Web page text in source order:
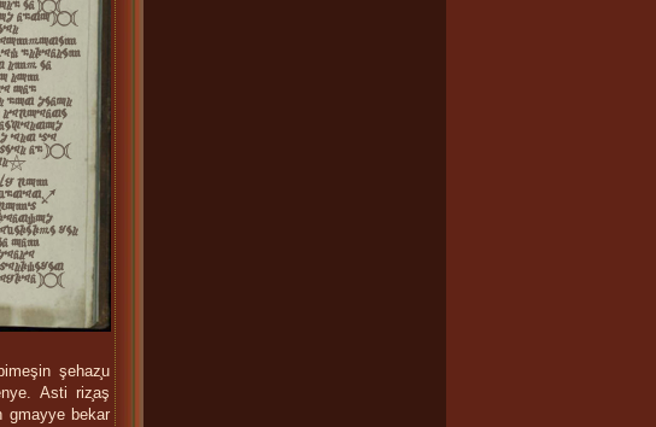
şehaz̧u
Asti riz̧aş
gmayye bekar